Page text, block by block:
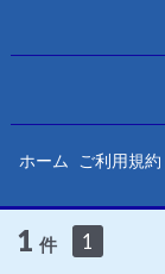
1 件 1
ホーム ご利用規約
Copyright ©